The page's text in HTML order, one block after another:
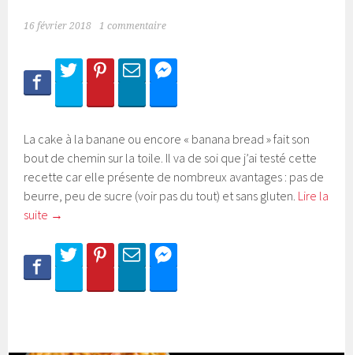
16 février 2018 1 commentaire
La cake à la banane ou encore « banana bread » fait son
bout de chemin sur la toile. Il va de soi que j’ai testé cette
recette car elle présente de nombreux avantages : pas de
beurre, peu de sucre (voir pas du tout) et sans gluten. Lire la
suite →